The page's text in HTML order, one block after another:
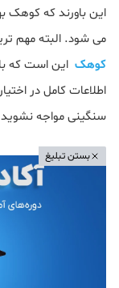
این باورند که کوهک
می شود. البته مهم
کوهک این است که
اطلاعات کامل در
سنگینی مواجه
بستن تبلیغ